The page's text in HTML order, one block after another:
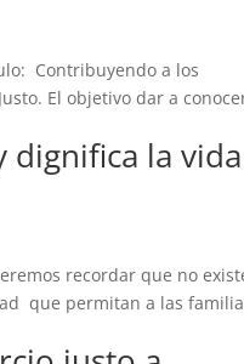
Contribuyendo a los
El objetivo dar a
dignifica la vida
recordar que no
que permitan a las